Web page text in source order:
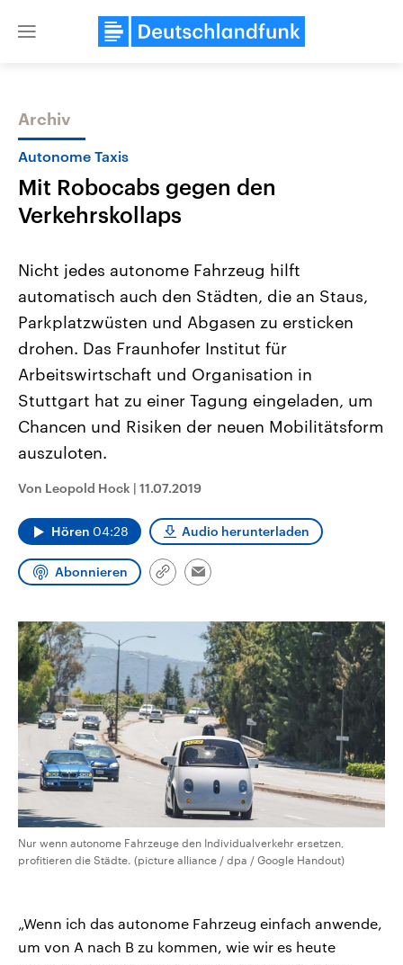
Close
Themen
USA
Aktuelle Beiträge, Analysen und
Hintergründe
Wirtschaftlich und militärisch
gehören die Vereinigten Staaten zu
den mächtigsten Ländern der Erde,
mit großem Einfluss auf das
aktuelle Weltgeschehen.
Nahostkonflikt
Aktuelle Lage und
Der Überfall der
Terrororganisation Hamas
Oktober 2023 auf Israel
Region wieder die Gewalt
Israel möchte die Hamas
Diese wird wie die
Libanon vom Iran
Sendungen
Archiv
Autonome Taxis
Mit Robocabs gegen den
Verkehrskollaps
Nicht jedes autonome Fahrzeug hilft
automatisch auch den Städten, die an Staus,
Parkplatzwüsten und Abgasen zu ersticken
drohen. Das Fraunhofer Institut für
Arbeitswirtschaft und Organisation in
Stuttgart hat zu einer Tagung eingeladen, um
Chancen und Risiken der neuen Mobilitätsform
auszuloten.
Von Leopold Hock | 11.07.2019
Hören 04:28 Audio herunterladen
Abonnieren
Link
Email
Nur wenn autonome Fahrzeuge den Individualverkehr ersetzen,
profitieren die Städte. (picture alliance / dpa / Google Handout)
„Wenn ich das autonome Fahrzeug einfach anwende,
um von A nach B zu kommen, wie wir es heute